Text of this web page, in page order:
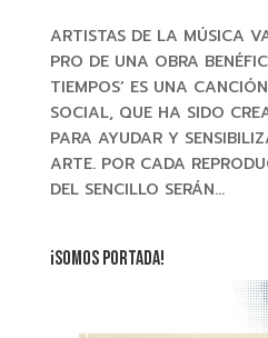
ARTISTAS DE LA MÚSICA
PRO DE UNA OBRA
TIEMPOS’ ES UNA
SOCIAL, QUE HA SIDO
PARA AYUDAR Y
ARTE. POR CADA
DEL SENCILLO SERÁN...
¡SOMOS PORTADA!